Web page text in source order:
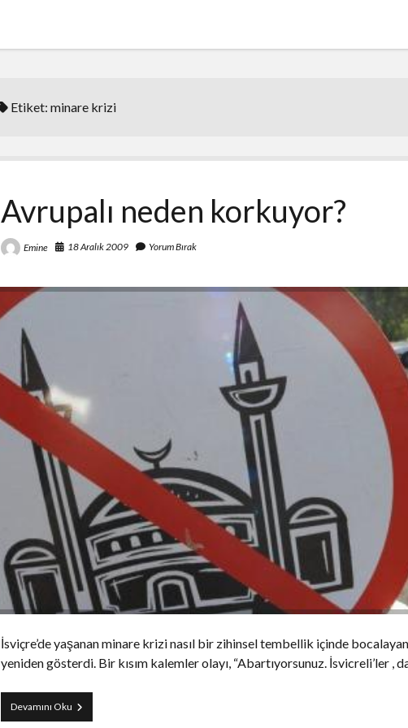
Etiket:minare krizi
Avrupalı neden korkuyor?
Emine 18 Aralık 2009 Yorum Bırak
İsviçre’de yaşanan minare krizi nasıl bir zihinsel tembellik içinde
yeniden gösterdi. Bir kısım kalemler olayı, “Abartıyorsunuz. İsvicreli’ler ,
Devamını Oku Avrupalı
neden